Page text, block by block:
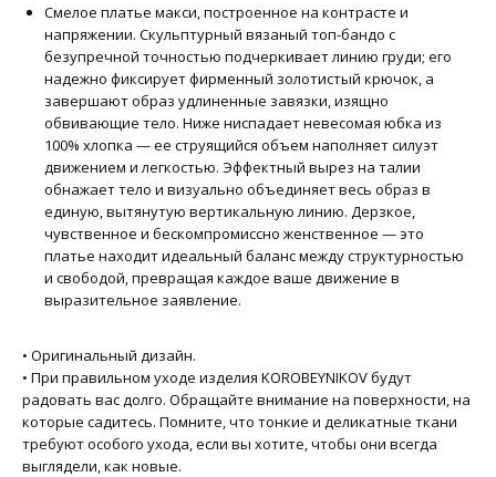
Смелое платье макси, построенное на контрасте и
напряжении. Скульптурный вязаный топ-бандо с
безупречной точностью подчеркивает линию груди; его
надежно фиксирует фирменный золотистый крючок, а
завершают образ удлиненные завязки, изящно
обвивающие тело. Ниже ниспадает невесомая юбка из
100% хлопка — ее струящийся объем наполняет силуэт
движением и легкостью. Эффектный вырез на талии
обнажает тело и визуально объединяет весь образ в
единую, вытянутую вертикальную линию. Дерзкое,
чувственное и бескомпромиссно женственное — это
платье находит идеальный баланс между структурностью
и свободой, превращая каждое ваше движение в
выразительное заявление.
•⁠ ⁠Оригинальный дизайн.
•⁠ ⁠При правильном уходе изделия KOROBEYNIKOV будут
радовать вас долго. Обращайте внимание на поверхности, на
которые садитесь. Помните, что тонкие и деликатные ткани
требуют особого ухода, если вы хотите, чтобы они всегда
выглядели, как новые.